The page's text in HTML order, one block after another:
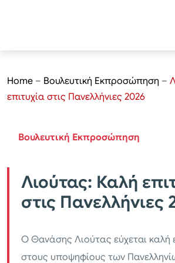
Home – Βουλευτική Εκπροσώπηση –
επιτυχία στις Πανελλήνιες 2026
Βουλευτική Εκπροσώπηση
Λιούτας: Καλή
στις Πανελλήνιες
Ο Θανάσης Λιούτας εύχεται καλή
στους υποψηφίους των